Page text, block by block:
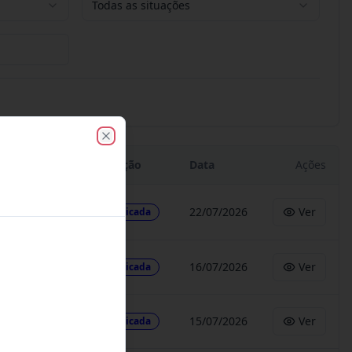
Todas as situações
Situação Data Ações
Publicada 22/07/2026 Ver
Publicada 16/07/2026 Ver
Publicada 15/07/2026 Ver
Close